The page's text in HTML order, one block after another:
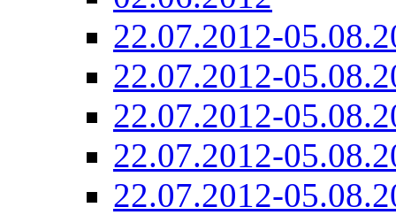
22.07.2012-
22.07.2012-
22.07.2012-
22.07.2012-
22.07.2012-